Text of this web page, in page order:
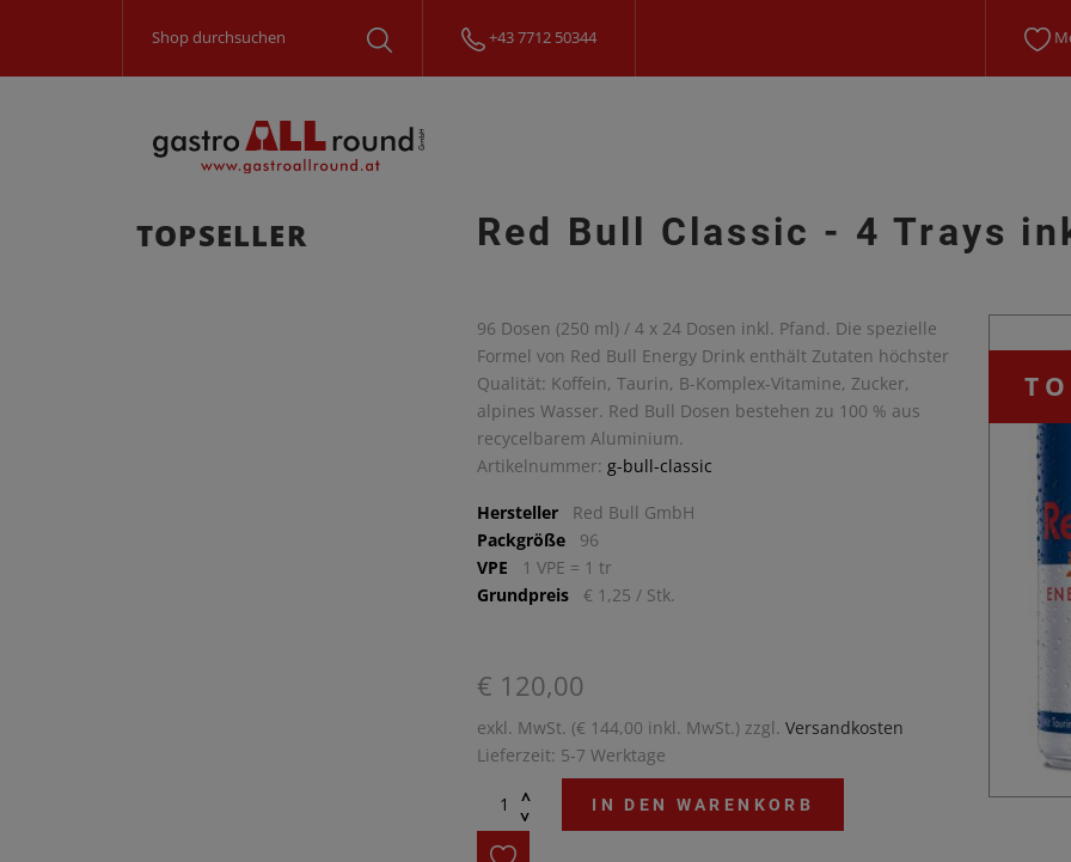
+43 7712 50344
TOPSELLER Red Bull Classic - 4 Trays
96 Dosen (250 ml) / 4 x 24 Dosen inkl. Pfand. Die spezielle
Formel von Red Bull Energy Drink enthält Zutaten höchster
Qualität: Koffein, Taurin, B-Komplex-Vitamine, Zucker,
alpines Wasser. Red Bull Dosen bestehen zu 100 % aus
recycelbarem Aluminium.
Artikelnummer: g-bull-classic
Hersteller
Red Bull GmbH
Packgröße
96
VPE
1 VPE = 1 tr
Grundpreis
€ 1,25 / Stk.
€ 120,00
exkl. MwSt. (€ 144,00 inkl. MwSt.) zzgl. Versandkosten
Lieferzeit: 5-7 Werktage
^
^
IN DEN WARENKORB